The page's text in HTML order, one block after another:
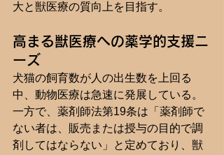
大と獣医療の質向上を目指す。
高まる獣医療への薬学的支援ニ
ーズ
犬猫の飼育数が人の出生数を上回る
中、動物医療は急速に発展している。
一方で、薬剤師法第19条は「薬剤師で
ない者は、販売または授与の目的で調
剤してはならない」と定めており、獣